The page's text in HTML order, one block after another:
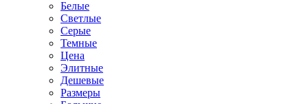
Белые
Светлые
Серые
Темные
Цена
Элитные
Дешевые
Размеры